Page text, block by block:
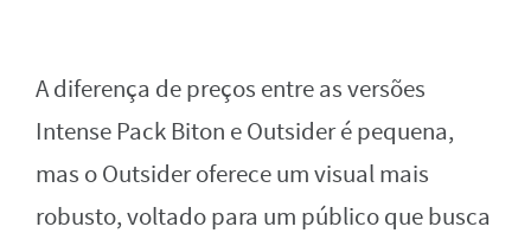
A diferença de preços entre as versões
Intense Pack Biton e Outsider é pequena,
mas o Outsider oferece um visual mais
robusto, voltado para um público que busca